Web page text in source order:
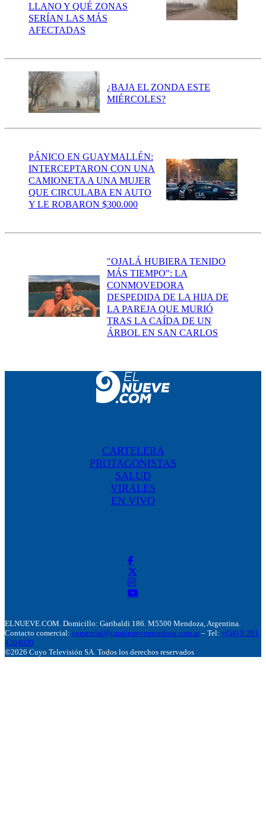
LLANO Y QUÉ ZONAS
SERÍAN LAS MÁS
AFECTADAS
¿BAJA EL ZONDA ESTE
MIÉRCOLES?
PÁNICO EN GUAYMALLÉN:
INTERCEPTARON CON UNA
CAMIONETA A UNA MUJER
QUE CIRCULABA EN AUTO
Y LE ROBARON $300.000
"OJALÁ HUBIERA TENIDO
MÁS TIEMPO": LA
CONMOVEDORA
DESPEDIDA DE LA HIJA DE
LA PAREJA QUE MURIÓ
TRAS LA CAÍDA DE UN
ÁRBOL EN SAN CARLOS
CARTELERA
PROTAGONISTAS
SALUD
VIRALES
EN VIVO
ELNUEVE.COM. Domicillo: Garibaldi 186. M5500 Mendoza, Argentina.
Contacto comercial: comercial@canalnuevemendoza.com.ar – Tel: +(54) 9 261
4204020
©2026 Cuyo Televisión SA. Todos los derechos reservados